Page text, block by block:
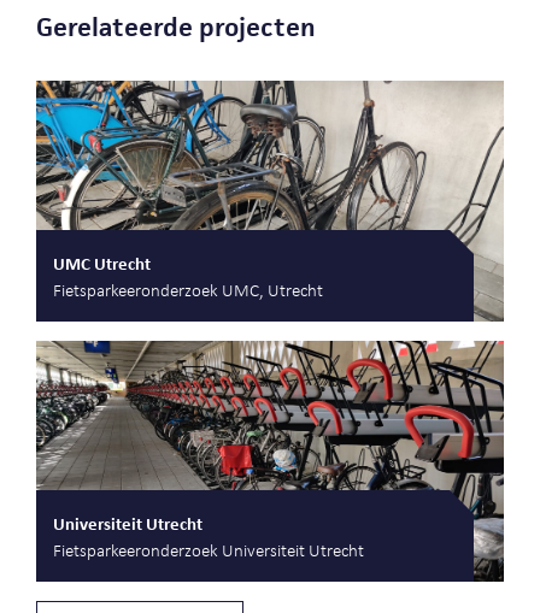
Gerelateerde projecten
UMC Utrecht
Fietsparkeeronderzoek UMC, Utrecht
Universiteit Utrecht
Fietsparkeeronderzoek Universiteit Utrecht